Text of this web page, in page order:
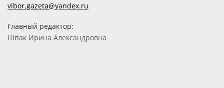
vibor.gazeta@yandex.ru
Главный редактор:
Шпак Ирина Александровна